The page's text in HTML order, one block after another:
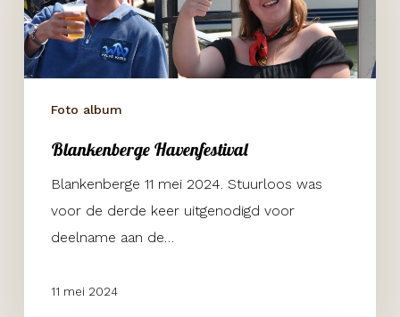
Foto album
Blankenberge Havenfestival
Blankenberge 11 mei 2024. Stuurloos was
voor de derde keer uitgenodigd voor
deelname aan de…
11 mei 2024